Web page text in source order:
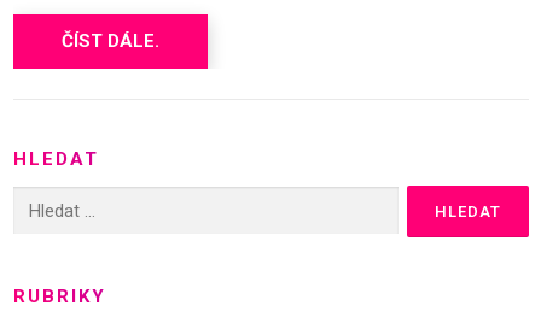
ČÍST DÁLE.
HLEDAT
RUBRIKY